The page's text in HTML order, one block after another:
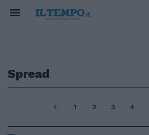
Spread
1 2 3 4